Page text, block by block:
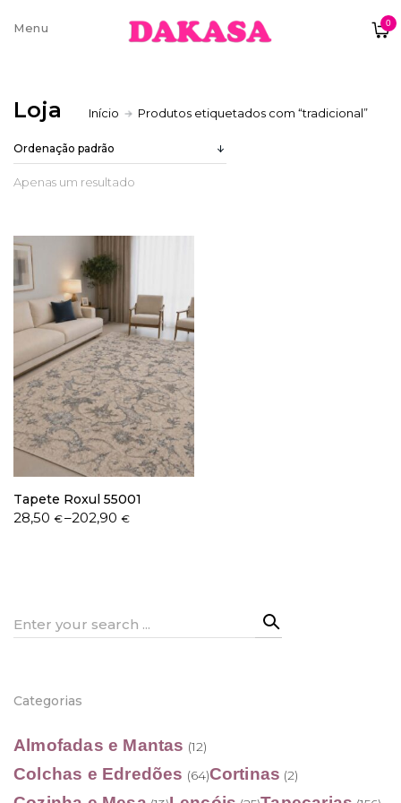
0
Sobre nós
Trocas e Devoluções
Termos e condições
Loja Início Produtos etiquetados com “tradicional”
Apenas um resultado
Tapete Roxul 55001
28,50 €–202,90€
Price
Search
Categorias
Almofadas e Mantas (12)
Colchas e Edredões (64)Cortinas (2)